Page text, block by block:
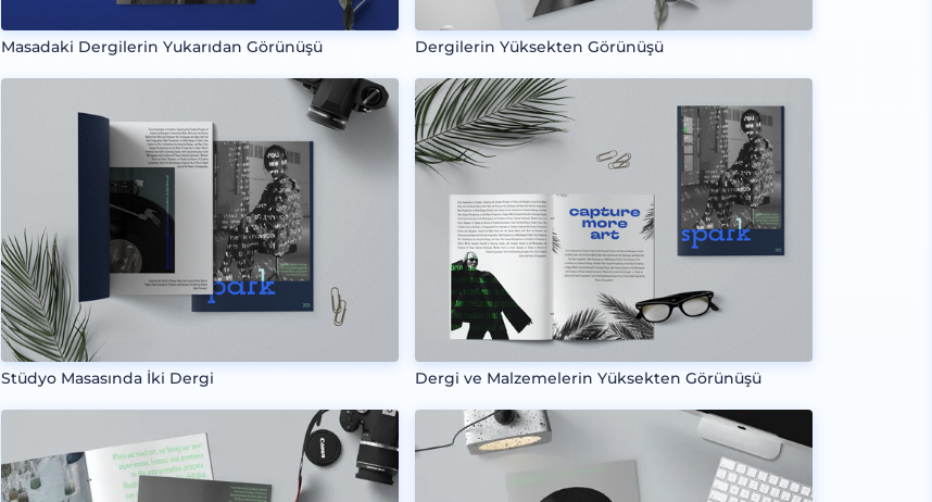
Masadaki Dergilerin Yukarıdan Görünüşü
Stüdyo Masasında İki Dergi
Dergilerin Yüksekten Görünüşü
Dergi ve Malzemelerin Yüksekten Görünüşü